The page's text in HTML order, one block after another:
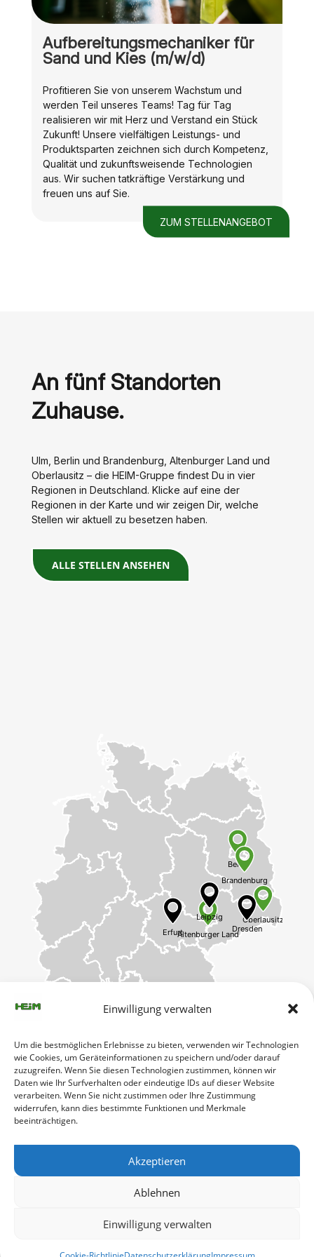
Einwilligung verwalten
Um die bestmöglichen Erlebnisse zu bieten, verwenden wir Technologien
wie Cookies, um Geräteinformationen zu speichern und/oder darauf
zuzugreifen. Wenn Sie diesen Technologien zustimmen, können wir
Daten wie Ihr Surfverhalten oder eindeutige IDs auf dieser Website
verarbeiten. Wenn Sie nicht zustimmen oder Ihre Zustimmung
widerrufen, kann dies bestimmte Funktionen und Merkmale
beeinträchtigen.
Akzeptieren
Ablehnen
Einwilligung verwalten
Aufbereitungsmechaniker für
Sand und Kies (m/w/d)
Profitieren Sie von unserem Wachstum und
werden Teil unseres Teams! Tag für Tag
realisieren wir mit Herz und Verstand ein Stück
Zukunft! Unsere vielfältigen Leistungs- und
Produktsparten zeichnen sich durch Kompetenz,
Qualität und zukunftsweisende Technologien
aus. Wir suchen tatkräftige Verstärkung und
freuen uns auf Sie.
ZUM STELLENANGEBOT
An fünf Standorten
Zuhause.
Ulm, Berlin und Brandenburg, Altenburger Land und
Oberlausitz – die HEIM-Gruppe findest Du in vier
Regionen in Deutschland. Klicke auf eine der
Regionen in der Karte und wir zeigen Dir, welche
Stellen wir aktuell zu besetzen haben.
ALLE STELLEN ANSEHEN